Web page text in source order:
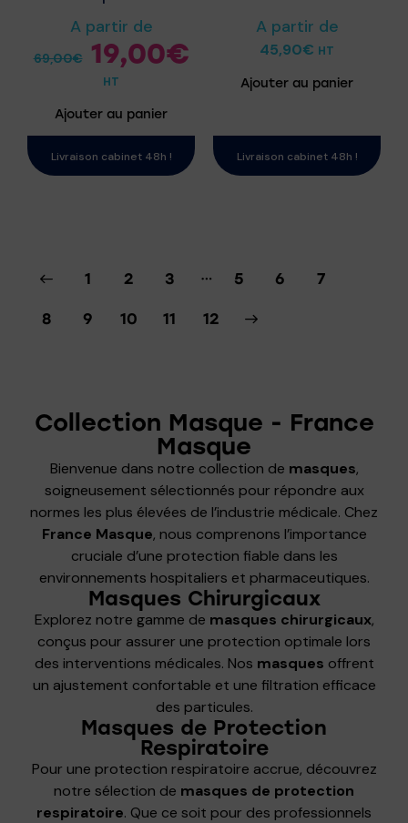
A partir de
69,00€ 19,00€
HT
Ajouter au panier
Livraison cabinet 48h !
A partir de
45,90€ HT
Ajouter au panier
Livraison cabinet 48h !
1 2 3 … 5 6 7
8 9 10 11 12
→
Collection Masque - France
Masque
Bienvenue dans notre collection de masques,
soigneusement sélectionnés pour répondre aux
normes les plus élevées de l’industrie médicale. Chez
France Masque, nous comprenons l’importance
cruciale d’une protection fiable dans les
environnements hospitaliers et pharmaceutiques.
Masques Chirurgicaux
Explorez notre gamme de masques chirurgicaux,
conçus pour assurer une protection optimale lors
des interventions médicales. Nos masques offrent
un ajustement confortable et une filtration efficace
des particules.
Masques de Protection
Respiratoire
Pour une protection respiratoire accrue, découvrez
notre sélection de masques de protection
respiratoire. Que ce soit pour des professionnels